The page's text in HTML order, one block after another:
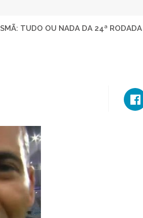
TUDO OU NADA DA 24ª RODADA